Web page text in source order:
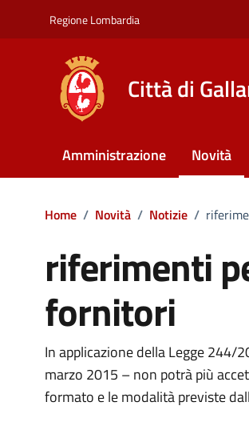
Regione Lombardia
Città di
Amministrazione Novità
Home / Novità / Notizie /
riferimenti
fornitori
Dettagli della
In applicazione della Legge 244/
marzo 2015 – non potrà più
formato e le modalità previste